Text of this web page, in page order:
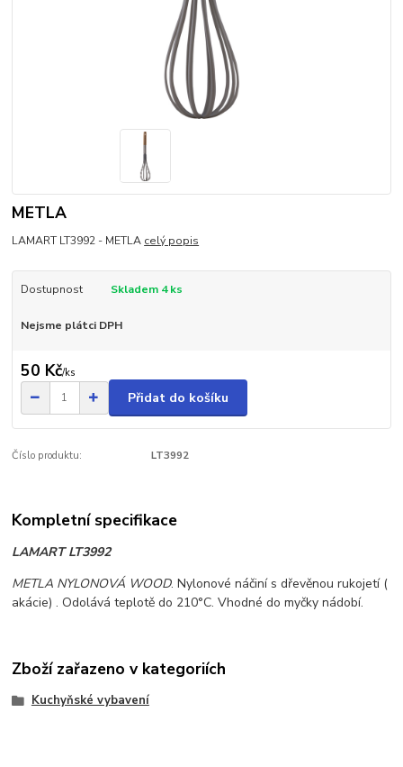
METLA
LAMART LT3992 - METLA celý popis
Dostupnost Skladem 4 ks
Nejsme plátci DPH
50 Kč/ks
Přidat do košíku
Číslo produktu: LT3992
Kompletní specifikace
LAMART LT3992
METLA NYLONOVÁ WOOD. Nylonové náčiní s dřevěnou rukojetí (
akácie) . Odolává teplotě do 210°C. Vhodné do myčky nádobí.
Zboží zařazeno v kategoriích
Kuchyňské vybavení